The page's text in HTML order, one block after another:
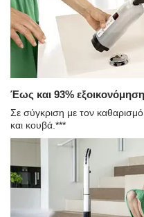
Έως και 93%
Σε σύγκριση με τον
και κουβά.***